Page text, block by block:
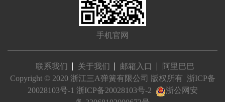
手机官网
联系我们 关于我们 邮箱入口
阿里巴巴
Copyright © 2020 浙江三A弹簧有限公司 版权所有 浙ICP备
20028103号-1 浙ICP备20028103号-2
浙公网安